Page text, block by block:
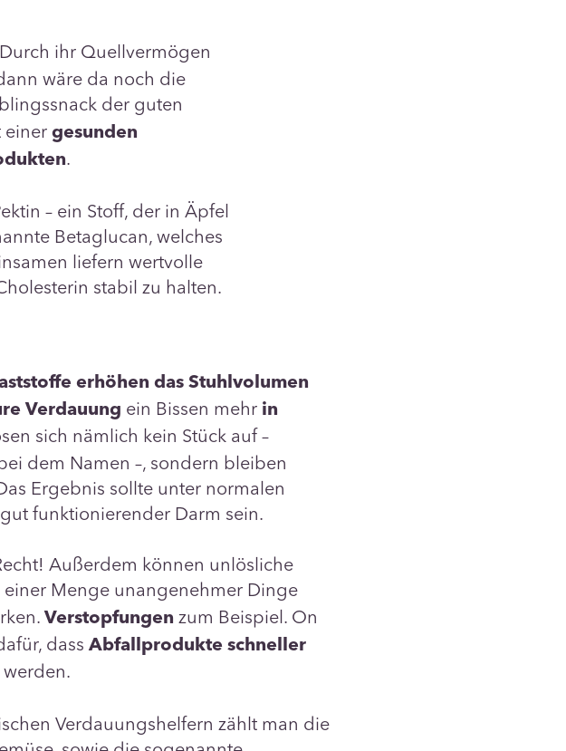
ihr Quellvermögen
wäre da noch die
der guten
einer gesunden
.
– ein Stoff, der in Äpfel
Betaglucan, welches
liefern wertvolle
stabil zu halten.
erhöhen das Stuhlvolumen
Verdauung ein Bissen mehr in
sich nämlich kein Stück auf –
dem Namen –, sondern bleiben
Ergebnis sollte unter normalen
funktionierender Darm sein.
Außerdem können unlösliche
einer Menge unangenehmer Dinge
Verstopfungen zum Beispiel. On
dass Abfallprodukte schneller
werden.
Verdauungshelfern zählt man die